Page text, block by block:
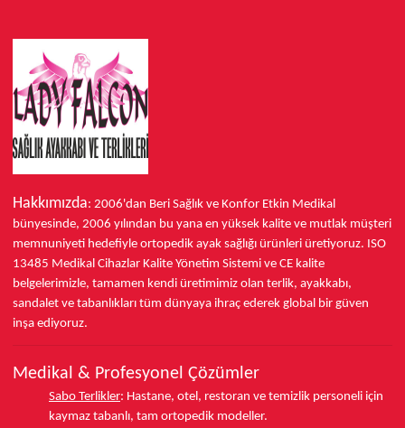
Hakkımızda: 2006'dan Beri Sağlık ve Konfor Etkin Medikal
bünyesinde, 2006 yılından bu yana en yüksek kalite ve mutlak müşteri
memnuniyeti hedefiyle ortopedik ayak sağlığı ürünleri üretiyoruz. ISO
13485 Medikal Cihazlar Kalite Yönetim Sistemi ve CE kalite
belgelerimizle, tamamen kendi üretimimiz olan terlik, ayakkabı,
sandalet ve tabanlıkları tüm dünyaya ihraç ederek global bir güven
inşa ediyoruz.
Medikal & Profesyonel Çözümler
Sabo Terlikler: Hastane, otel, restoran ve temizlik personeli için
kaymaz tabanlı, tam ortopedik modeller.